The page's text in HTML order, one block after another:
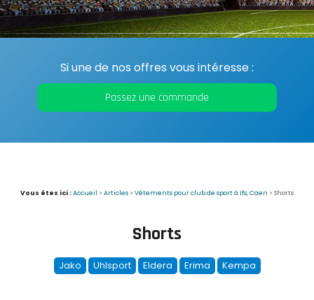
Si une de nos offres vous intéresse :
Passez une commande
Vous êtes ici :Accueil > Articles > Vêtements pour club de sport à Ifs, Caen > Shorts
Shorts
Jako Uhlsport Eldera Erima Kempa